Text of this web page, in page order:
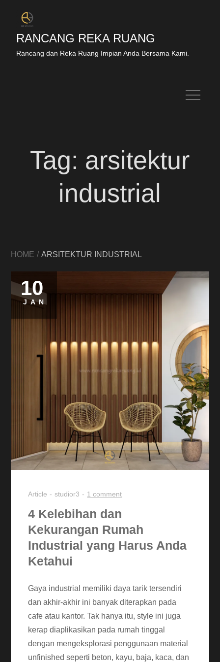
RANCANG REKA RUANG
Rancang dan Reka Ruang Impian Anda Bersama Kami.
Tag: arsitektur
industrial
HOME ARSITEKTUR INDUSTRIAL
10
JAN
Article studior3 1 comment
4 Kelebihan dan
Kekurangan Rumah
Industrial yang Harus Anda
Ketahui
Gaya industrial memiliki daya tarik tersendiri
dan akhir-akhir ini banyak diterapkan pada
cafe atau kantor. Tak hanya itu, style ini juga
kerap diaplikasikan pada rumah tinggal
dengan mengeksplorasi penggunaan material
unfinished seperti beton, kayu, baja, kaca, dan